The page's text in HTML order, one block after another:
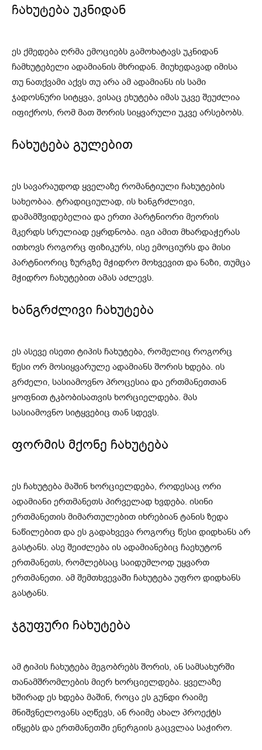
ჩახუტება უკნიდან
ეს ქმედება ღრმა ემოციებს გამოხატავს უკნიდან
ჩამხუტებელი ადამიანის მხრიდან. მიუხედავად იმისა
თუ ნათქვამი აქვს თუ არა ამ ადამიანს ის სამი
ჯადოსნური სიტყვა, ვისაც ეხუტება იმას უკვე შეუძლია
იფიქროს, რომ მათ შორის სიყვარული უკვე არსებობს.
ჩახუტება გულებით
ეს სავარაუდოდ ყველაზე რომანტიული ჩახუტების
სახეობაა. ტრადიციულად, ის ხანგრძლივი,
დამამშვიდებელია და ერთი პარტნიორი მეორის
მკერდს სრულიად ეყრდნობა. იგი ამით მხარდაჭერას
ითხოვს როგორც ფიზიკურს, ისე ემოციურს და მისი
პარტნიორიც ზურგზე მჭიდრო მოხვევით და ნაზი, თუმცა
მჭიდრო ჩახუტებით ამას აძლევს.
ხანგრძლივი ჩახუტება
ეს ასევე ისეთი ტიპის ჩახუტება, რომელიც როგორც
წესი ორ მოსიყვარულე ადამიანს შორის ხდება. ის
გრძელი, სასიამოვნო პროცესია და ერთმანეთთან
ყოფნით ტკბობისათვის ხორციელდება. მას
სასიამოვნო სიტყვებიც თან სდევს.
ფორმის მქონე ჩახუტება
ეს ჩახუტება მაშინ ხორციელდება, როდესაც ორი
ადამიანი ერთმანეთს პირველად ხვდება. ისინი
ერთმანეთის მიმართულებით იხრებიან ტანის ზედა
ნაწილებით და ეს გადახვევა როგორც წესი დიდხანს არ
გასტანს. ასე შეიძლება ის ადამიანებიც ჩაეხუტონ
ერთმანეთს, რომლებსაც საიდუმლოდ უყვართ
ერთმანეთი. ამ შემთხვევაში ჩახუტება უფრო დიდხანს
გასტანს.
ჯგუფური ჩახუტება
ამ ტიპის ჩახუტება მეგობრებს შორის, ან სამსახურში
თანამშრომლების მიერ ხორციელდება. ყველაზე
ხშირად ეს ხდება მაშინ, როცა ეს გუნდი რაიმე
მნიშვნელოვანს აღწევს, ან რაიმე ახალ პროექტს
იწყებს და ერთმანეთში ენერგიის გაცვლაა საჭირო.